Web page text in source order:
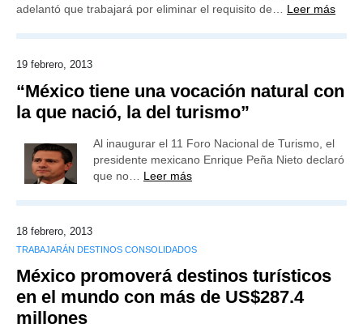
adelantó que trabajará por eliminar el requisito de… Leer más
19 febrero, 2013
“México tiene una vocación natural con
la que nació, la del turismo”
Al inaugurar el 11 Foro Nacional de Turismo, el
presidente mexicano Enrique Peña Nieto declaró
que no… Leer más
18 febrero, 2013
TRABAJARÁN DESTINOS CONSOLIDADOS
México promoverá destinos turísticos
en el mundo con más de US$287.4
millones